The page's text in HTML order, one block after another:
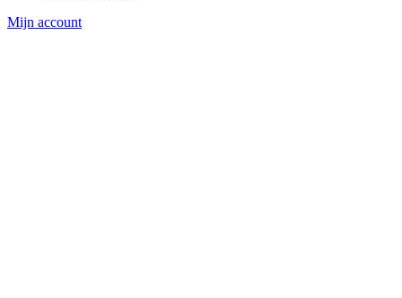
Mijn account